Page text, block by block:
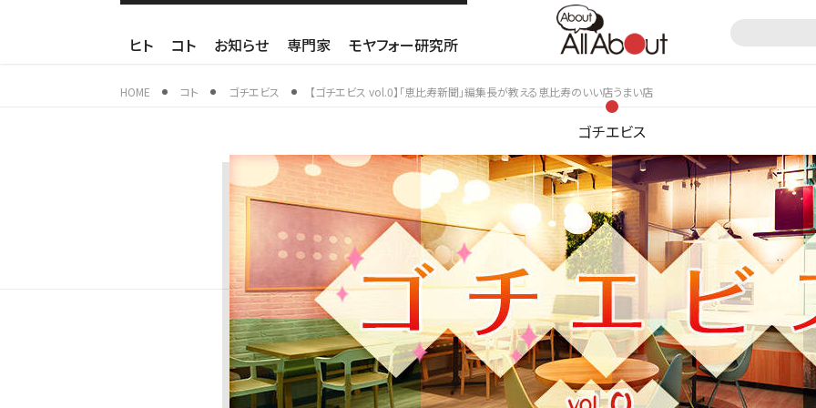
ヒト コト お知らせ 専門家 モヤフォー研究所
HOME コト ゴチエビス 【ゴチエビス vol.0】「恵比寿新聞」編集長が教える恵比寿のいい店うまい店
ゴチエビス